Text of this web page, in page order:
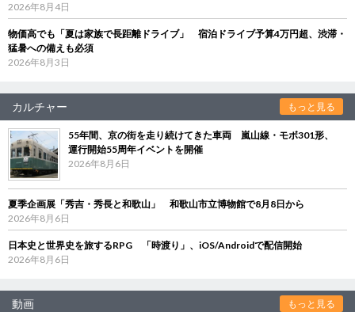
2026年8月4日
物価高でも「夏は家族で長距離ドライブ」 宿泊ドライブ予算4万円超、渋滞・
猛暑への備えも必須
2026年8月3日
カルチャー もっと見る
55年間、京の街を走り続けてきた車両 嵐山線・モボ301形、
運行開始55周年イベントを開催
2026年8月6日
夏季企画展「秀吉・秀長と和歌山」 和歌山市立博物館で8月8日から
2026年8月6日
日本史と世界史を旅するRPG 「時渡り」、iOS/Androidで配信開始
2026年8月6日
動画 もっと見る